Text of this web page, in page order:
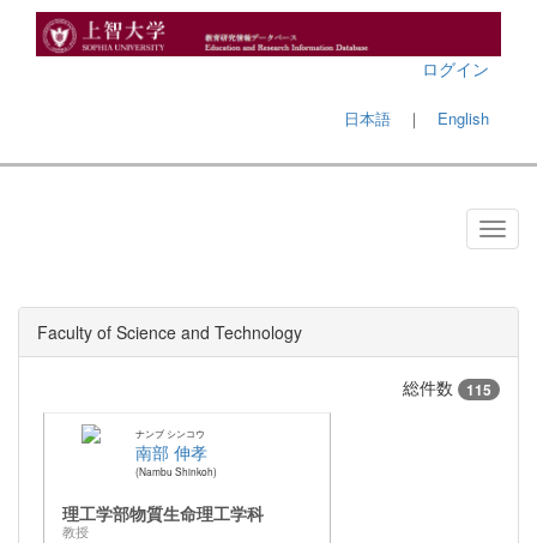
ログイン
日本語 ｜ English
Faculty of Science and Technology
総件数 115
ナンブ シンコウ
南部 伸孝
Nambu Shinkoh
理工学部物質生命理工学科
教授